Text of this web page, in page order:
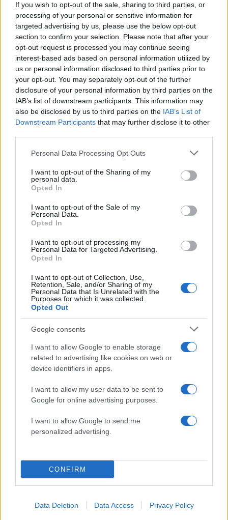
If you wish to opt-out of the sale, sharing to third parties, or
processing of your personal or sensitive information for
targeted advertising by us, please use the below opt-out
section to confirm your selection. Please note that after your
opt-out request is processed you may continue seeing
interest-based ads based on personal information utilized by
us or personal information disclosed to third parties prior to
your opt-out. You may separately opt-out of the further
disclosure of your personal information by third parties on the
IAB’s list of downstream participants. This information may
also be disclosed by us to third parties on the IAB’s List of
Downstream Participants that may further disclose it to other
Please note that this website/app uses one or more Google
not limited to your visit or usage behaviour. You may click to
grant or deny consent to Google and its third-party tags to
use your data for below specified purposes in below Google
consent section.
Personal Data Processing Opt Outs
I want to opt-out of the Sharing of my
personal data.
Opted In
I want to opt-out of the Sale of my
Personal Data.
Opted In
I want to opt-out of processing my
Personal Data for Targeted Advertising.
Opted In
I want to opt-out of Collection, Use,
Retention, Sale, and/or Sharing of my
Personal Data that Is Unrelated with the
Purposes for which it was collected.
Opted Out
Google consents
I want to allow Google to enable storage
related to advertising like cookies on web or
device identifiers in apps.
I want to allow my user data to be sent to
Google for online advertising purposes.
I want to allow Google to send me
personalized advertising.
CONFIRM
Data Deletion Data Access Privacy Policy
έτρεξα μέχρι το τέλος του δρόμου. Και μετά με
πήγαν σε αυτό το κτίριο εδώ, επειδή ήμουν
εντελώς ταραγμένη και τα πάντα. Έτρεχα για να
σωθώ», είπε μία γυναίκα, ενώ πρόσθεσε ότι
άκουσε τουλάχιστον 15 πυροβολισμούς.
ΔΙΑΦΗΜΙΣΗ
Σχόλια
Ίση με 6 βόμβες Χιροσίμα η
ενέργεια που
απελευθερώθηκε από τη
mega fire σε Αττική και
σε 2 βράδια το 55% της
έκτασης
Σούπερ μάρκετ:
μειώσεις τιμών –
τους 130 σχολικά